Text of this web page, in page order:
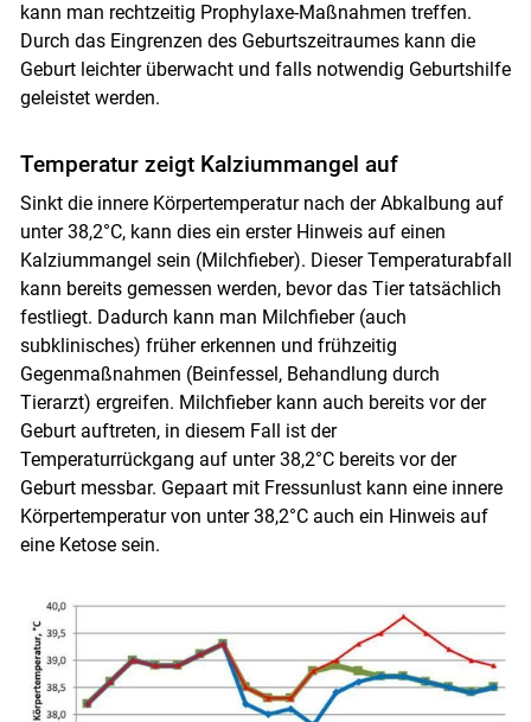
kann man rechtzeitig Prophylaxe-Maßnahmen treffen.
Durch das Eingrenzen des Geburtszeitraumes kann die
Geburt leichter überwacht und falls notwendig Geburtshilfe
geleistet werden.
Temperatur zeigt Kalziummangel auf
Sinkt die innere Körpertemperatur nach der Abkalbung auf
unter 38,2°C, kann dies ein erster Hinweis auf einen
Kalziummangel sein (Milchfieber). Dieser Temperaturabfall
kann bereits gemessen werden, bevor das Tier tatsächlich
festliegt. Dadurch kann man Milchfieber (auch
subklinisches) früher erkennen und frühzeitig
Gegenmaßnahmen (Beinfessel, Behandlung durch
Tierarzt) ergreifen. Milchfieber kann auch bereits vor der
Geburt auftreten, in diesem Fall ist der
Temperaturrückgang auf unter 38,2°C bereits vor der
Geburt messbar. Gepaart mit Fressunlust kann eine innere
Körpertemperatur von unter 38,2°C auch ein Hinweis auf
eine Ketose sein.